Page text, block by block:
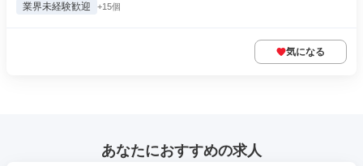
業界未経験歓迎 +15個
気になる
あなたにおすすめの求人